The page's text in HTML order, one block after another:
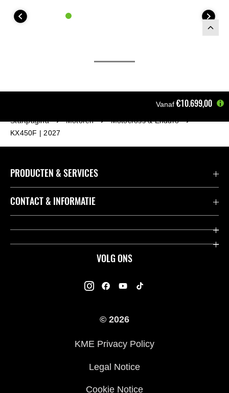
Vanaf €10.699,00
Startpagina Motoren
Motocross & Enduro
KX450F | 2027
VOLG ONS
PRODUCTEN & SERVICES
Accessoires & Onderdelen
Dealers
K-Care Fabrieksgarantie
Gebruikershandleidingen
Kawasaki Road Assistance
Veelgestelde Vragen
CONTACT & INFORMATIE
Contact
© 2026
KME Privacy Policy
Legal Notice
Cookie Notice